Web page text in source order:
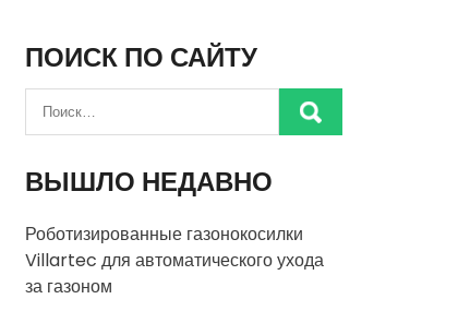
ПОИСК ПО САЙТУ
ВЫШЛО НЕДАВНО
Роботизированные газонокосилки
Villartec для автоматического ухода
за газоном